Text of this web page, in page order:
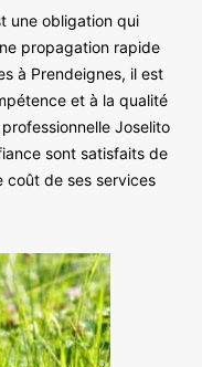
une obligation qui
propagation rapide
à Prendeignes, il est
et à la qualité
Joselito
sont satisfaits de
coût de ses services